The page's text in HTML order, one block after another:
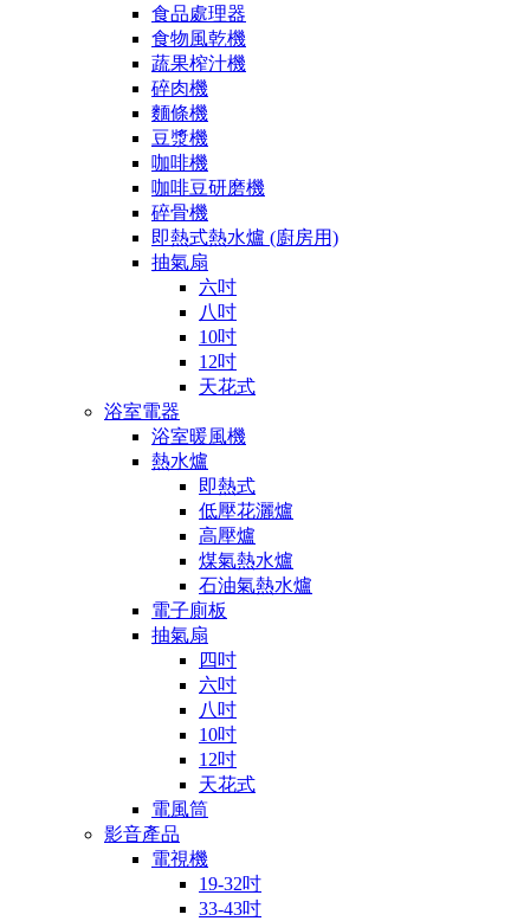
食品處理器
食物風乾機
蔬果榨汁機
碎肉機
麵條機
豆漿機
咖啡機
咖啡豆研磨機
碎骨機
即熱式熱水爐 (廚房用)
抽氣扇
六吋
八吋
10吋
12吋
天花式
浴室電器
浴室暖風機
熱水爐
即熱式
低壓花灑爐
高壓爐
煤氣熱水爐
石油氣熱水爐
電子廁板
抽氣扇
四吋
六吋
八吋
10吋
12吋
天花式
電風筒
影音產品
電視機
19-32吋
33-43吋